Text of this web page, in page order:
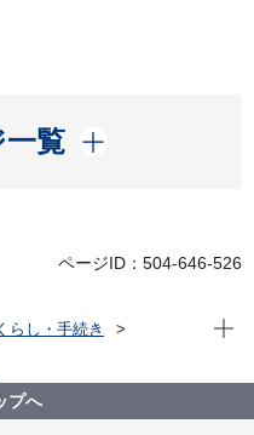
一覧
く
ページID：504-646-526
らし・手続き
次世代につなぐ森を育む」
現在
プへ